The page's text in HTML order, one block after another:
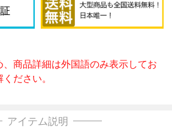
商品詳細は外国語のみ表示してお
ださい。
アイテム説明